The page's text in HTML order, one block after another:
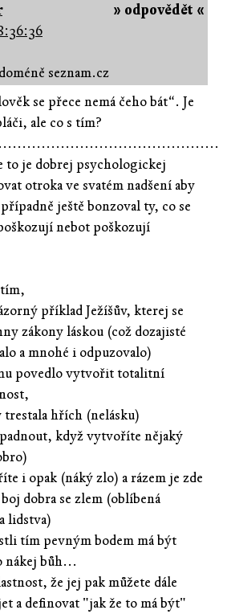
» odpovědět «
seznam.cz
se přece nemá čeho bát“. Je
ale co s tím?
to je dobrej psychologickej
otroka ve svatém nadšení aby
ještě bonzoval ty, co se
nebot poškozují
tím,
příklad Ježíšův, kterej se
zákony láskou (což dozajisté
a mnohé i odpuzovalo)
povedlo vytvořit totalitní
trestala hřích (nelásku)
když vytvoříte nějaký
i opak (náký zlo) a rázem je zde
dobra se zlem (oblíbená
lidstva)
tím pevným bodem má být
nákej bůh...
že jej pak můžete dále
a definovat "jak že to má být"